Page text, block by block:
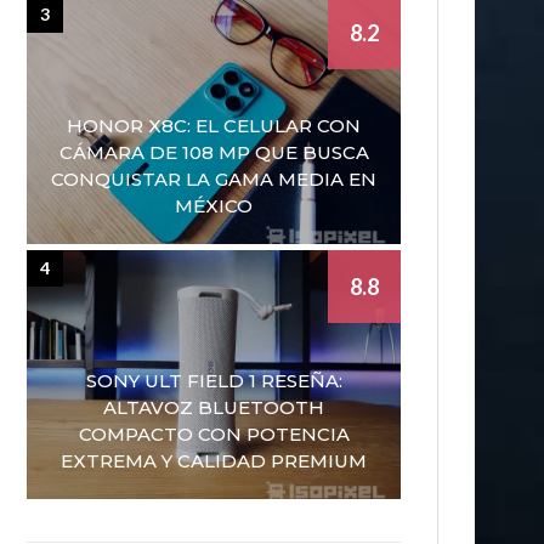
HONOR X8C: EL CELULAR CON
CÁMARA DE 108 MP QUE BUSCA
CONQUISTAR LA GAMA MEDIA EN
MÉXICO
8.2
3
SONY ULT FIELD 1 RESEÑA:
ALTAVOZ BLUETOOTH
COMPACTO CON POTENCIA
EXTREMA Y CALIDAD PREMIUM
8.8
4